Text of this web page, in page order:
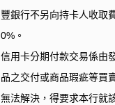
豐銀行不另向持卡人收取
0% 。
信用卡分期付款交易係由
品之交付或商品瑕疵等買
無法解決，得要求本行就